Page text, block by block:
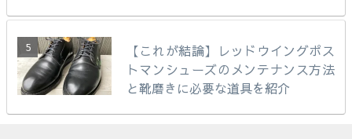
【これが結論】レッドウイングポス
トマンシューズのメンテナンス方法
と靴磨きに必要な道具を紹介